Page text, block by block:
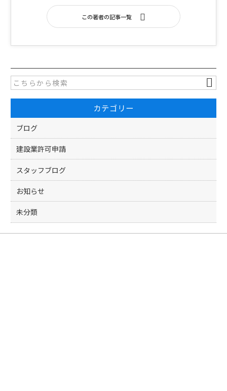
この著者の記事一覧
カテゴリー
ブログ
建設業許可申請
スタッフブログ
お知らせ
未分類